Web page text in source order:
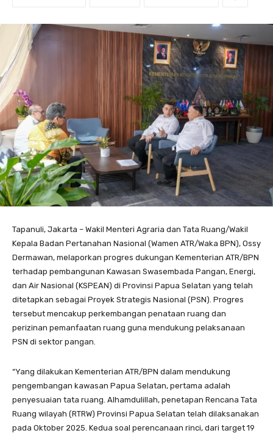
Tapanuli, Jakarta – Wakil Menteri Agraria dan Tata Ruang/Wakil
Kepala Badan Pertanahan Nasional (Wamen ATR/Waka BPN), Ossy
Dermawan, melaporkan progres dukungan Kementerian ATR/BPN
terhadap pembangunan Kawasan Swasembada Pangan, Energi,
dan Air Nasional (KSPEAN) di Provinsi Papua Selatan yang telah
ditetapkan sebagai Proyek Strategis Nasional (PSN). Progres
tersebut mencakup perkembangan penataan ruang dan
perizinan pemanfaatan ruang guna mendukung pelaksanaan
PSN di sektor pangan.
“Yang dilakukan Kementerian ATR/BPN dalam mendukung
pengembangan kawasan Papua Selatan, pertama adalah
penyesuaian tata ruang. Alhamdulillah, penetapan Rencana Tata
Ruang wilayah (RTRW) Provinsi Papua Selatan telah dilaksanakan
pada Oktober 2025. Kedua soal perencanaan rinci, dari target 19